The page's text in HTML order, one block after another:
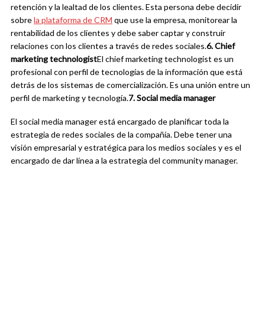
retención y la lealtad de los clientes. Esta persona debe decidir
sobrela plataforma de CRM que use la empresa, monitorear la
rentabilidad de los clientes y debe saber captar y construir
relaciones con los clientes a través de redes sociales.6. Chief
marketing technologistEl chief marketing technologist es un
profesional con perfil de tecnologías de la información que está
detrás de los sistemas de comercialización. Es una unión entre un
perfil de marketing y tecnología.7. Social media manager
El social media manager está encargado de planificar toda la
estrategia de redes sociales de la compañía. Debe tener una
visión empresarial y estratégica para los medios sociales y es el
encargado de dar línea a la estrategia del community manager.